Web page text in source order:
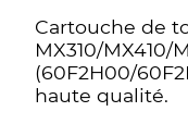
Cartouche de
MX310/MX410/
(60F2H00/
haute qualité.